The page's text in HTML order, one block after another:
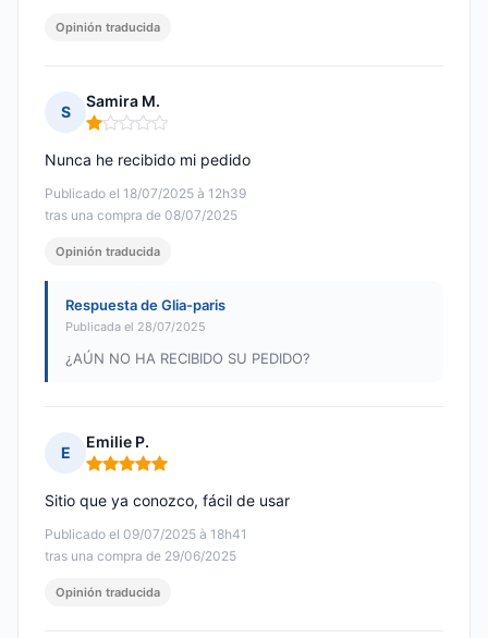
Opinión traducida
S
Samira M.
Nota: 1 de 5
Publicado el 18/07/2025 à 12h39
tras una compra de 08/07/2025
Nunca he recibido mi pedido
Opinión traducida
Respuesta de Glia-paris
Publicada el 28/07/2025
¿AÚN NO HA RECIBIDO SU PEDIDO?
E
Emilie P.
Nota: 5 de 5
Publicado el 09/07/2025 à 18h41
tras una compra de 29/06/2025
Sitio que ya conozco, fácil de usar
Opinión traducida